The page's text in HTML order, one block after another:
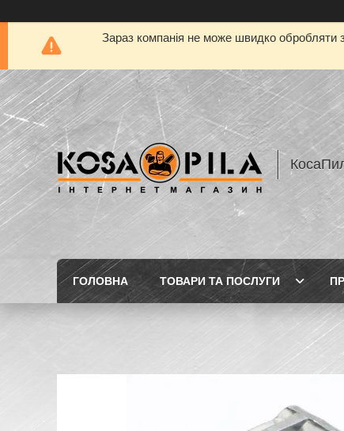
Зараз компанія не може швидко обробляти
ГОЛОВНА ТОВАРИ ТА ПОСЛУГИ